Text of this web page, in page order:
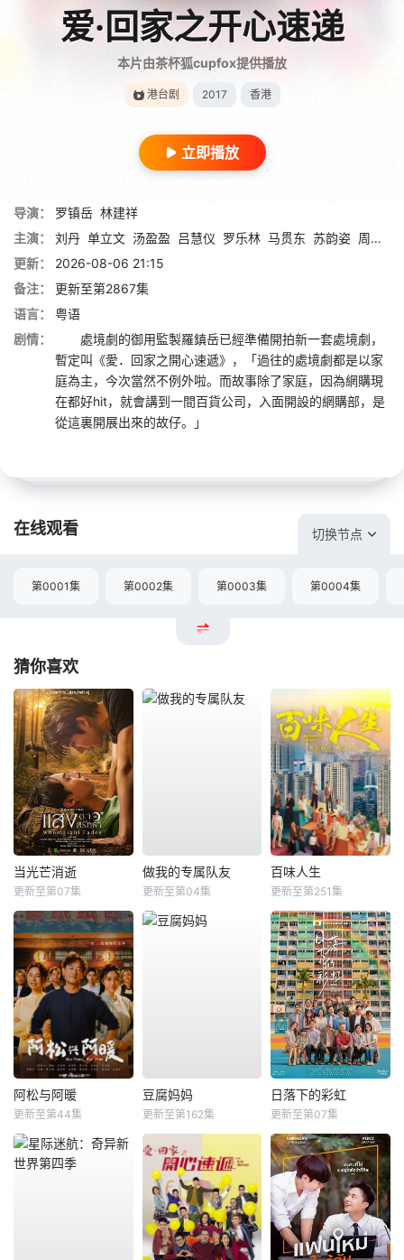
爱·回家之开心速递
本片由茶杯狐cupfox提供播放
港台剧 2017 香港
立即播放
导演： 罗镇岳 林建祥
主演：
刘丹 单立文 汤盈盈 吕慧仪 罗乐林 马贯东 苏韵姿 周嘉洛
更新：
2026-08-06 21:15
备注：
更新至第2867集
语言：
粤语
剧情：
處境劇的御用監製羅鎮岳已經準備開拍新一套處境劇，
暫定叫《愛．回家之開心速遞》，「過往的處境劇都是以家
庭為主，今次當然不例外啦。而故事除了家庭，因為網購現
在都好hit，就會講到一間百貨公司，入面開設的網購部，是
從這裏開展出來的故仔。」
在线观看 切换节点
第0001集 第0002集 第0003集 第0004集
猜你喜欢
当光芒消逝
更新至第07集
做我的专属队友
更新至第04集
百味人生
更新至第251集
阿松与阿暖
更新至第44集
豆腐妈妈
更新至第162集
日落下的彩虹
更新至第07集